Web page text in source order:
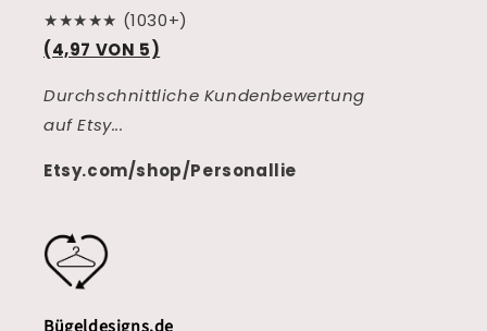
★★★★★ (1030+)
(4,97 VON 5)
Durchschnittliche Kundenbewertung
auf Etsy...
Etsy.com/shop/Personallie